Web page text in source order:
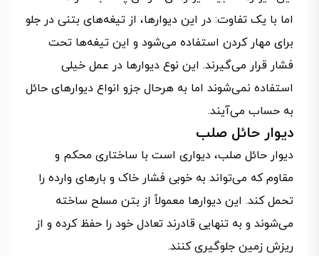
اما با یک تفاوت: در این دیوارها، از تیغه‌های بتنی در جلو
برای مهار کردن استفاده می‌شود و این تیغه‌ها تحت
فشار قرار می‌گیرند. این نوع دیوارها در عمل خیلی
استفاده نمی‌شوند اما به هرحال جزو انواع دیوارهای حائل
به حساب می‌آیند.
دیوار حائل صلب
دیوار حائل صلب، دیواری است با ساختاری محکم و
مقاوم که می‌تواند به خوبی فشار خاک و بارهای وارده را
تحمل کند. این دیوارها معمولاً از بتن مسلح ساخته
می‌شوند و به تنهایی قادرند تعادل خود را حفظ کرده و از
ریزش زمین جلوگیری کنند.